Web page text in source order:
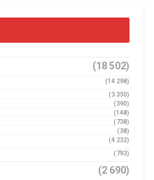
(18 502)
(14 298)
(3 350)
(390)
(148)
(738)
(38)
(4 232)
(793)
(2 690)